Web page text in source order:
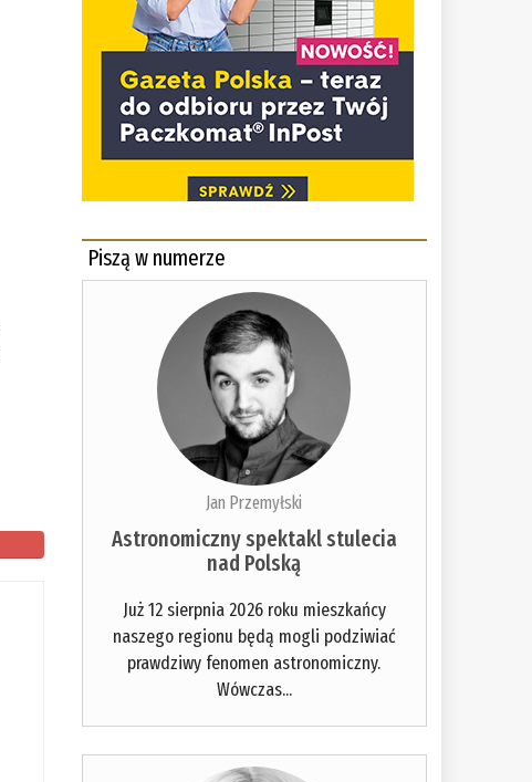
Piszą w numerze
Jan Przemyłski
Astronomiczny spektakl stulecia
nad Polską
Już 12 sierpnia 2026 roku mieszkańcy
naszego regionu będą mogli podziwiać
prawdziwy fenomen astronomiczny.
Wówczas...